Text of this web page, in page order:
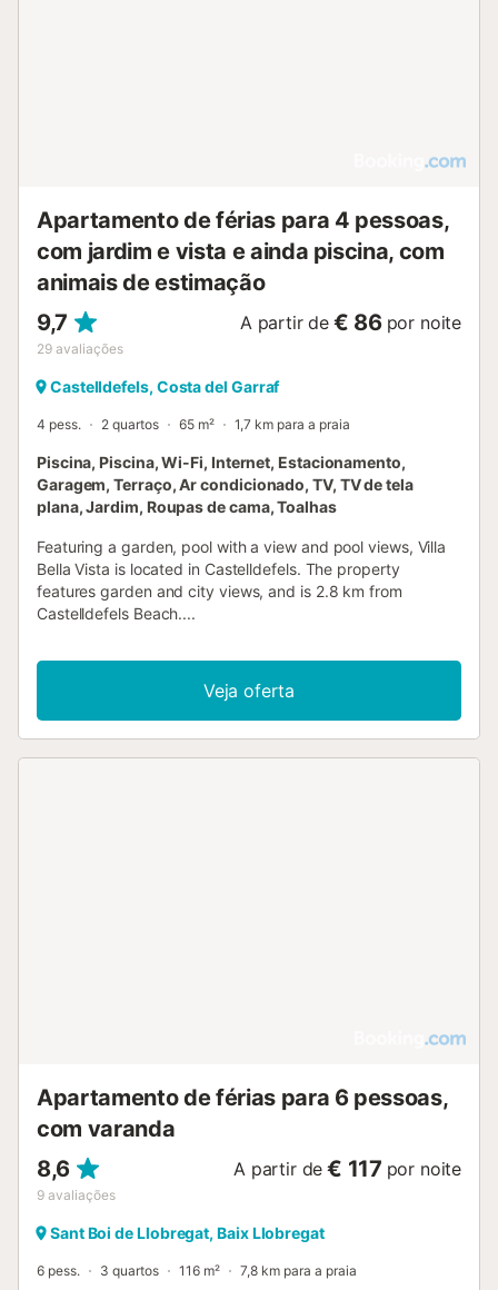
Apartamento de férias para 4 pessoas,
com jardim e vista e ainda piscina, com
animais de estimação
9,7
29 avaliações
A partir de € 86 por noite
Castelldefels, Costa del Garraf
4 pess. 2 quartos 65 m² 1,7 km para a praia
Piscina, Piscina, Wi-Fi, Internet, Estacionamento,
Garagem, Terraço, Ar condicionado, TV, TV de tela
plana, Jardim, Roupas de cama, Toalhas
Featuring a garden, pool with a view and pool views, Villa
Bella Vista is located in Castelldefels. The property
features garden and city views, and is 2.8 km from
Castelldefels Beach....
Veja oferta
Apartamento de férias para 6 pessoas,
com varanda
8,6
9 avaliações
A partir de € 117 por noite
Sant Boi de Llobregat, Baix Llobregat
6 pess. 3 quartos 116 m² 7,8 km para a praia